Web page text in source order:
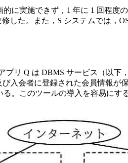
に実施できず，1 年に 1 回程
した。また，S システムでは
リ Q は DBMS サービス（以
入会者に登録された会員情報が
。このツールの導入を容易に